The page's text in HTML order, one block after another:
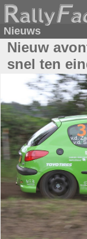
Nieuws
Nieuw
snel ten